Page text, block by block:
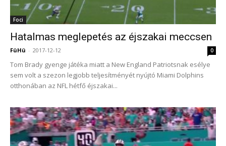
Foci
Hatalmas meglepetés az éjszakai meccsen
FüHü - 2017-12-12 0
Tom Brady gyenge játéka miatt a New England Patriotsnak esélye
sem volt a szezon legjobb teljesítményét nyújtó Miami Dolphins
otthonában az NFL hétfő éjszakai...